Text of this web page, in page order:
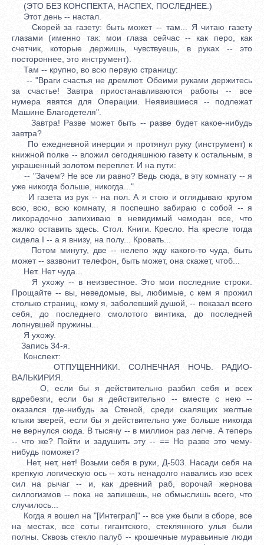
(ЭТО БЕЗ КОНСПЕКТА, НАСПЕХ, ПОСЛЕДНЕЕ.)
Этот день -- настал.
Скорей за газету: быть может -- там... Я читаю газету
глазами (именно так: мои глаза сейчас -- как перо, как
счетчик, которые держишь, чувствуешь, в руках -- это
постороннее, это инструмент).
Там -- крупно, во всю первую страницу:
-- "Враги счастья не дремлют. Обеими руками держитесь
за счастье! Завтра приостанавливаются работы -- все
нумера явятся для Операции. Неявившиеся -- подлежат
Машине Благодетеля".
Завтра! Разве может быть -- разве будет какое-нибудь
завтра?
По ежедневной инерции я протянул руку (инструмент) к
книжной полке -- вложил сегодняшнюю газету к остальным, в
украшенный золотом переплет. И на пути:
-- "Зачем? Не все ли равно? Ведь сюда, в эту комнату -- я
уже никогда больше, никогда..."
И газета из рук -- на пол. А я стою и оглядываю кругом
всю, всю, всю комнату, я поспешно забираю с собой -- я
лихорадочно запихиваю в невидимый чемодан все, что
жалко оставить здесь. Стол. Книги. Кресло. На кресле тогда
сидела I -- а я внизу, на полу... Кровать...
Потом минуту, две -- нелепо жду какого-то чуда, быть
может -- зазвонит телефон, быть может, она скажет, чтоб...
Нет. Нет чуда...
Я ухожу -- в неизвестное. Это мои последние строки.
Прощайте -- вы, неведомые, вы, любимые, с кем я прожил
столько страниц, кому я, заболевший душой, -- показал всего
себя, до последнего смолотого винтика, до последней
лопнувшей пружины...
Я ухожу.
Запись 34-я.
Конспект:
ОТПУЩЕННИКИ. СОЛНЕЧНАЯ НОЧЬ. РАДИО-
ВАЛЬКИРИЯ.
О, если бы я действительно разбил себя и всех
вдребезги, если бы я действительно -- вместе с нею --
оказался где-нибудь за Стеной, среди скалящих желтые
клыки зверей, если бы я действительно уже больше никогда
не вернулся сюда. В тысячу -- в миллион раз легче. А теперь
-- что же? Пойти и задушить эту -- == Но разве это чему-
нибудь поможет?
Нет, нет, нет! Возьми себя в руки, Д-503. Насади себя на
крепкую логическую ось -- хоть ненадолго навались изо всех
сил на рычаг -- и, как древний раб, ворочай жернова
силлогизмов -- пока не запишешь, не обмыслишь всего, что
случилось...
Когда я вошел на "[Интеграл]" -- все уже были в сборе, все
на местах, все соты гигантского, стеклянного улья были
полны. Сквозь стекло палуб -- крошечные муравьиные люди